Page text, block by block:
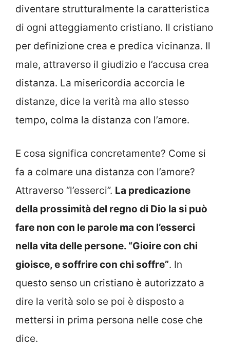
diventare strutturalmente la caratteristica
di ogni atteggiamento cristiano. Il cristiano
per definizione crea e predica vicinanza. Il
male, attraverso il giudizio e l’accusa crea
distanza. La misericordia accorcia le
distanze, dice la verità ma allo stesso
tempo, colma la distanza con l’amore.
E cosa significa concretamente? Come si
fa a colmare una distanza con l’amore?
Attraverso “l’esserci”. La predicazione
della prossimità del regno di Dio la si può
fare non con le parole ma con l’esserci
nella vita delle persone. “Gioire con chi
gioisce, e soffrire con chi soffre”. In
questo senso un cristiano è autorizzato a
dire la verità solo se poi è disposto a
mettersi in prima persona nelle cose che
dice.